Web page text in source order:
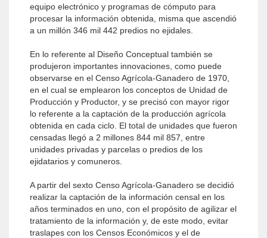
equipo electrónico y programas de cómputo para
procesar la información obtenida, misma que ascendió
a un millón 346 mil 442 predios no ejidales.
En lo referente al Diseño Conceptual también se
produjeron importantes innovaciones, como puede
observarse en el Censo Agrícola-Ganadero de 1970,
en el cual se emplearon los conceptos de Unidad de
Producción y Productor, y se precisó con mayor rigor
lo referente a la captación de la producción agrícola
obtenida en cada ciclo. El total de unidades que fueron
censadas llegó a 2 millones 844 mil 857, entre
unidades privadas y parcelas o predios de los
ejidatarios y comuneros.
A partir del sexto Censo Agrícola-Ganadero se decidió
realizar la captación de la información censal en los
años terminados en uno, con el propósito de agilizar el
tratamiento de la información y, de este modo, evitar
traslapes con los Censos Económicos y el de